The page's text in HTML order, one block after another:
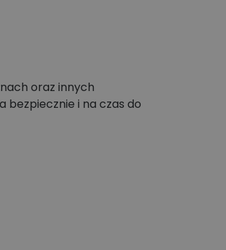
oraz innych
bezpiecznie i na czas do